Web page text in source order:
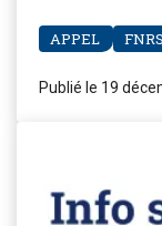
APPEL
Publié le 19